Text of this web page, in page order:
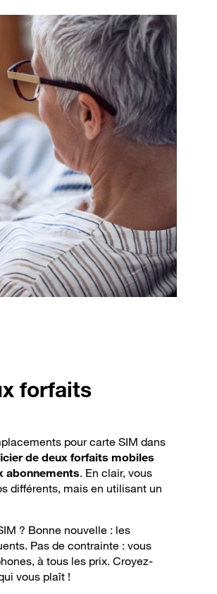
forfaits
pour carte SIM dans
de deux forfaits mobiles
abonnements. En clair, vous
différents, mais en utilisant un
? Bonne nouvelle : les
Pas de contrainte : vous
à tous les prix. Croyez-
vous plaît !